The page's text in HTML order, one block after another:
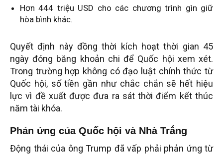
Hơn 444 triệu USD cho các chương trình gìn giữ
hòa bình khác.
Quyết định này đồng thời kích hoạt thời gian 45
ngày đóng băng khoản chi để Quốc hội xem xét.
Trong trường hợp không có đạo luật chính thức từ
Quốc hội, số tiền gần như chắc chắn sẽ hết hiệu
lực vì đề xuất được đưa ra sát thời điểm kết thúc
năm tài khóa.
Phản ứng của Quốc hội và Nhà Trắng
Động thái của ông Trump đã vấp phải phản ứng từ